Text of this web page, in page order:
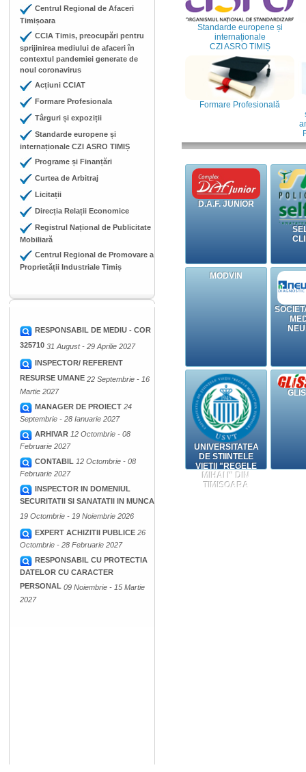
Centrul Regional de Afaceri
Timișoara
CCIA Timis, preocupări pentru
sprijinirea mediului de afaceri în
contextul pandemiei generate de
noul coronavirus
Acțiuni CCIAT
Formare Profesionala
Târguri și expoziții
Standarde europene și
internaționale CZI ASRO TIMIȘ
Programe și Finanțări
Curtea de Arbitraj
Licitații
Direcția Relații Economice
Registrul Național de Publicitate
Mobiliară
Centrul Regional de Promovare a
Proprietății Industriale Timiș
RESPONSABIL DE MEDIU - COR
325710 31 August - 29 Aprilie 2027
INSPECTOR/ REFERENT
RESURSE UMANE 22 Septembrie - 16
Martie 2027
MANAGER DE PROIECT 24
Septembrie - 28 Ianuarie 2027
ARHIVAR 12 Octombrie - 08
Februarie 2027
CONTABIL 12 Octombrie - 08
Februarie 2027
INSPECTOR IN DOMENIUL
SECURITATII SI SANATATII IN MUNCA
19 Octombrie - 19 Noiembrie 2026
EXPERT ACHIZITII PUBLICE 26
Octombrie - 28 Februarie 2027
RESPONSABIL CU PROTECTIA
DATELOR CU CARACTER
PERSONAL 09 Noiembrie - 15 Martie
2027
Standarde europene și
internaționale
CZI ASRO TIMIȘ
Formare Profesională
D.A.F. JUNIOR
MODVIN
UNIVERSITATEA
DE STIINTELE
VIETII "REGELE
MIHAI I" DIN
TIMISOARA